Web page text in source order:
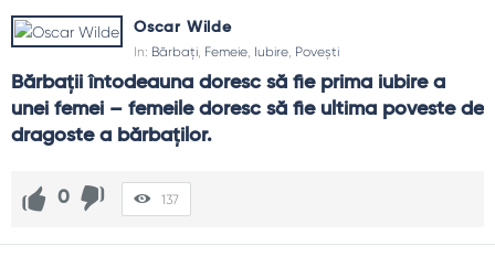
Oscar Wilde
In: Bărbați, Femeie, Iubire, Povești
Bărbaţii întodeauna doresc să fie prima iubire a
unei femei – femeile doresc să fie ultima poveste de
dragoste a bărbaţilor.
0 137